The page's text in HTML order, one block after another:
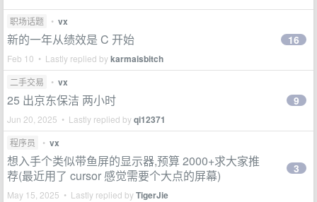
职场话题 • vx
新的一年从绩效是 C 开始
Feb 10 • Lastly replied bykarmaisbitch
16
二手交易 • vx
25 出京东保洁 两小时
Jun 20, 2025 • Lastly replied byqi12371
9
程序员 • vx
想入手个类似带鱼屏的显示器,预算 2000+求大家推
荐(最近用了 cursor 感觉需要个大点的屏幕)
May 15, 2025 • Lastly replied byTigerJie
3